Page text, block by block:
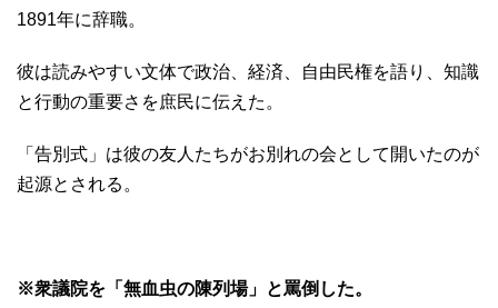
1891年に辞職。
彼は読みやすい文体で政治、経済、自由民権を語り、知識
と行動の重要さを庶民に伝えた。
「告別式」は彼の友人たちがお別れの会として開いたのが
起源とされる。
※衆議院を「無血虫の陳列場」と罵倒した。